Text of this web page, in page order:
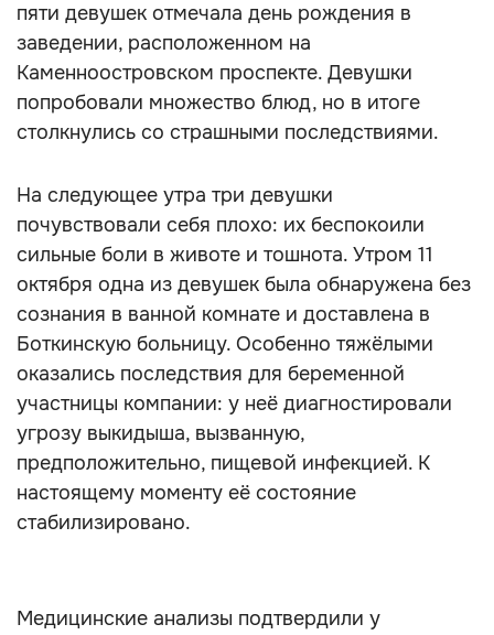
пяти девушек отмечала день рождения в
заведении, расположенном на
Каменноостровском проспекте. Девушки
попробовали множество блюд, но в итоге
столкнулись со страшными последствиями.
На следующее утра три девушки
почувствовали себя плохо: их беспокоили
сильные боли в животе и тошнота. Утром 11
октября одна из девушек была обнаружена без
сознания в ванной комнате и доставлена в
Боткинскую больницу. Особенно тяжёлыми
оказались последствия для беременной
участницы компании: у неё диагностировали
угрозу выкидыша, вызванную,
предположительно, пищевой инфекцией. К
настоящему моменту её состояние
стабилизировано.
Медицинские анализы подтвердили у